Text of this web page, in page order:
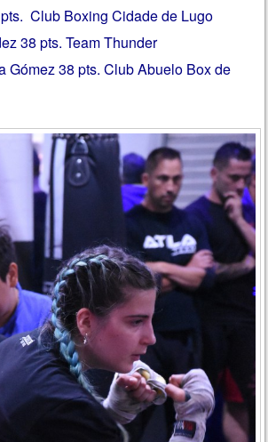
Club Boxing Cidade de Lugo
38 pts. Team Thunder
Gómez 38 pts. Club Abuelo Box de